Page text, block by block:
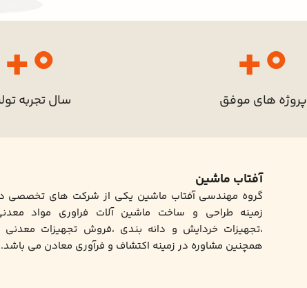
پروژه های موفق
0
+
سال تجربه
0
+
آفتاب ماشین
گروه مهندسی آفتاب ماشین یکی از شرکت های تخصصی
زمینه طراحی و ساخت ماشین آلات فراوری مواد
،تجهیزات خردایش و دانه بندی ،فروش تجهیزات معدنی
همچنین مشاوره در زمینه اکتشاف و فرآوری معادن می باشد.